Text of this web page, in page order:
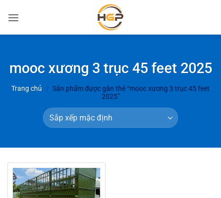
qua
mooc xương 3 trục 45 feet 2025
Trang chủ / Sản phẩm được gắn thẻ “mooc xương 3 trục 45 feet
2025”